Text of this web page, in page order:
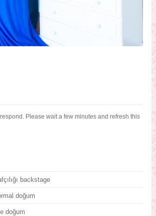
Please wait a few minutes and refresh this
backstage
doğum
doğum